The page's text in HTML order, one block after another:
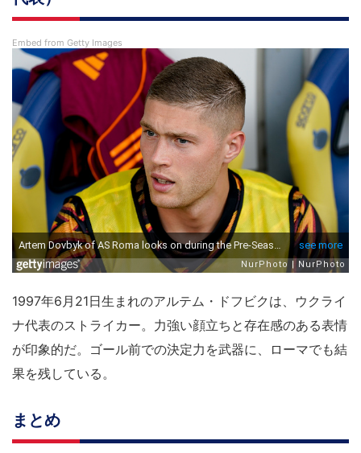
Embed from Getty Images
1997年6月21日生まれのアルテム・ドフビクは、ウクライ
ナ代表のストライカー。力強い顔立ちと存在感のある表情
が印象的だ。ゴール前での決定力を武器に、ローマでも結
果を残している。
まとめ